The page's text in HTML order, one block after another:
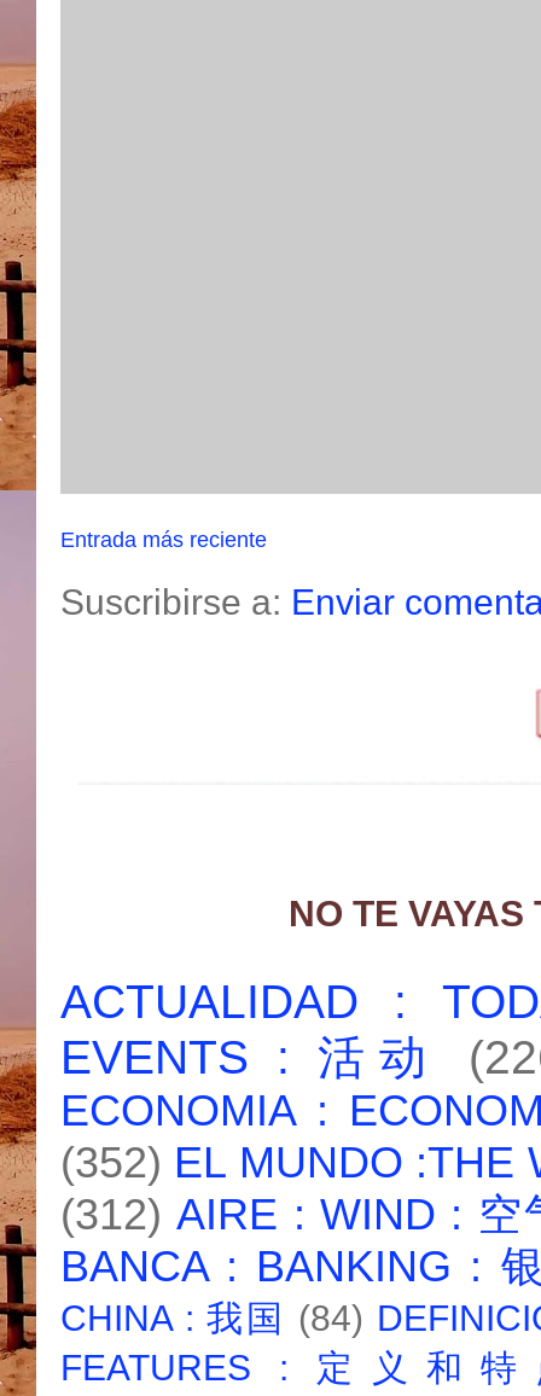
Entrada más reciente
Suscribirse a: Enviar
NO TE
ACTUALIDAD :
EVENTS : 活动
ECONOMIA :
(352) EL MUNDO :THE
(312) AIRE : WIND : 空
BANCA : BANKING :
CHINA : 我国 (84)
FEATURES : 定义和